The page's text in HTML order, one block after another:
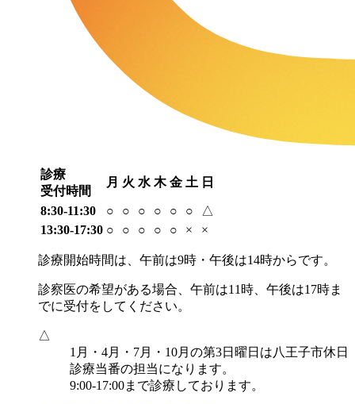
診療
受付時間
月 火 水 木 金 土 日
8:30-11:30 ○ ○ ○ ○ ○ ○
△
13:30-17:30 ○ ○ ○ ○ ○ × ×
診療開始時間は、午前は9時・午後は14時からです。
診察医の希望がある場合、午前は11時、午後は17時ま
でに受付をしてください。
△
1月・4月・7月・10月の第3日曜日は八王子市休日
診療当番の担当になります。
9:00-17:00まで診療しております。